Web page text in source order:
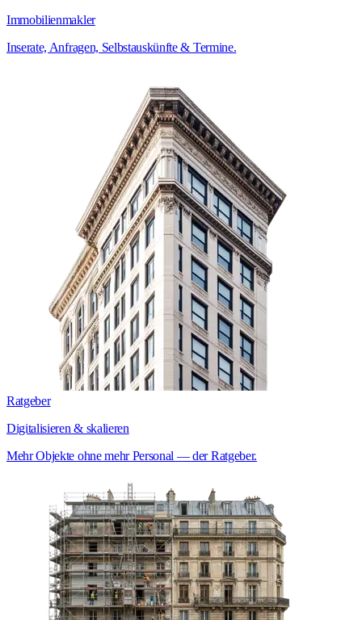
Immobilienmakler
Inserate, Anfragen, Selbstauskünfte & Termine.
Ratgeber
Digitalisieren & skalieren
Mehr Objekte ohne mehr Personal — der Ratgeber.